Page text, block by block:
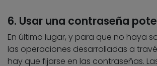
6. Usar una contraseña
En último lugar, y para que no haya
las operaciones desarrolladas a
hay que fijarse en las contraseñas.